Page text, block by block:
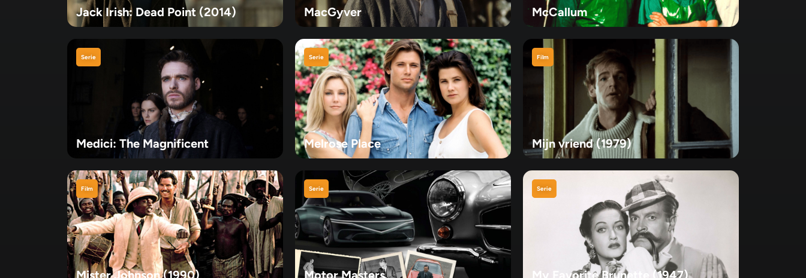
Jack Irish: Dead Point (2014) MacGyver McCallum
Medici: The Magnificent
Serie
Melrose Place
Serie
Mijn vriend (1979)
Film
Mister Johnson (1990)
Film
Motor Masters
Serie
My Favorite Brunette (1947)
Serie